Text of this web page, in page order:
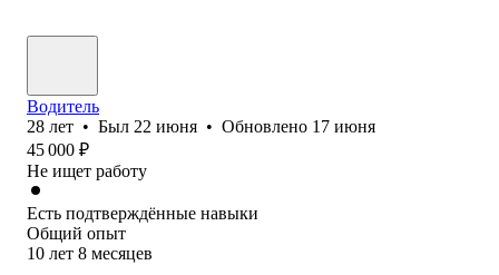
Водитель
28 лет • Был 22 июня • Обновлено 17 июня
45 000 ₽
Не ищет работу
Есть подтверждённые навыки
Общий опыт
10 лет 8 месяцев